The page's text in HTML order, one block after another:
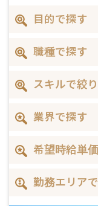
目的で探す
職種で探す
スキルで絞
業界で探す
希望時給単
勤務エリア